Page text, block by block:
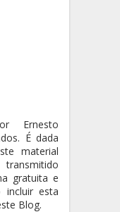
Ernesto
É dada
material
gratuita e
incluir esta
Blog.